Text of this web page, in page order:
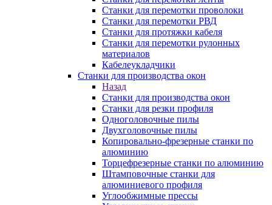
Станки для перемотки проволоки
Станки для перемотки РВД
Станки для протяжки кабеля
Станки для перемотки рулонных
материалов
Кабелеукладчики
Станки для производства окон
Назад
Станки для производства окон
Станки для резки профиля
Одноголовочные пилы
Двухголовочные пилы
Копировально-фрезерные станки по
алюминию
Торцефрезерные станки по алюминию
Штамповочные станки для
алюминиевого профиля
Углообжимные прессы